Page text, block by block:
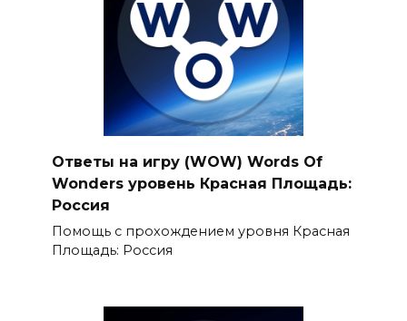
Ответы на игру (WOW) Words Of
Wonders уровень Красная Плoщадь:
Рoссия
Помощь с прохождением уровня Красная
Площадь: Россия